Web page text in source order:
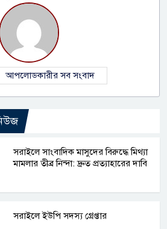
আপলোডকারীর সব সংবাদ
সরাইলে সাংবাদিক মাসুদের বিরুদ্ধে মিথ্যা
মামলার তীব্র নিন্দা: দ্রুত প্রত্যাহারের দাবি
সরাইলে ইউপি সদস্য গ্রেপ্তার